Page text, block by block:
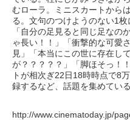
むローラ。ミニスカートから
る。文句のつけようのない1枚
「自分の足見ると同じ足なの
ゃ長い！！」「衝撃的な可愛
見」「本当にこの世に存在し
が？？？？？」「脚ほそっ！
トが相次ぎ22日18時時点で8
録するなど、話題を集めている
http://www.cinematoday.jp/